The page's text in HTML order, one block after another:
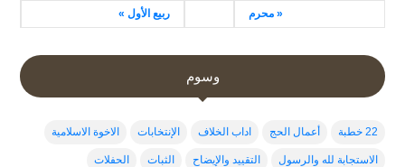
« محرم ربيع الأول »
وسوم
22 خطبة أعمال الحج اداب الخلاف الإنتخابات الاخوة الاسلامية
الاستجابة لله والرسول التقييد والإيضاح الثبات الحفلات